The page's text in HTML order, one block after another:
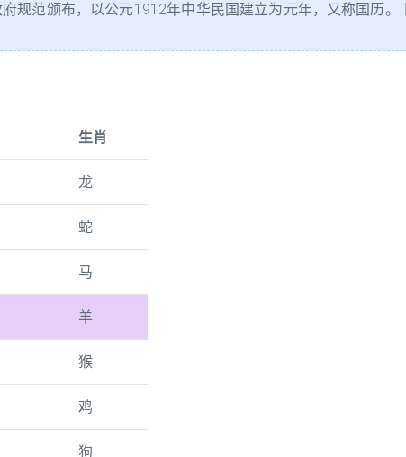
规范颁布，以公元1912年中华民国建立为元年，又称国历。
生肖
龙
蛇
马
羊
猴
鸡
狗